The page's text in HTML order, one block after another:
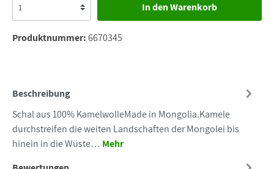
In den Warenkorb
Produktnummer:6670345
Beschreibung
Schal aus 100% KamelwolleMade in Mongolia.Kamele
durchstreifen die weiten Landschaften der Mongolei bis
hinein in die Wüste… Mehr